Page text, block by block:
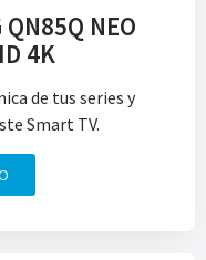
NEO
4K
de tus series y
Smart TV.